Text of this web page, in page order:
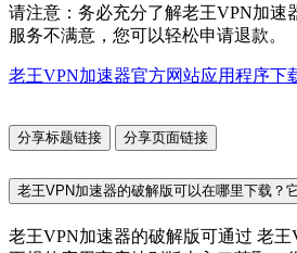
请注意：务必充分了解老王VPN加速
服务不满意，您可以轻松申请退款。
老王VPN加速器官方网站应用程序下
分享标题链接 分享页面链接
老王VPN加速器的破解版可以在哪里下载？
老王VPN加速器的破解版可通过 老